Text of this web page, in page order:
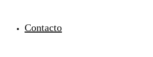
Contacto